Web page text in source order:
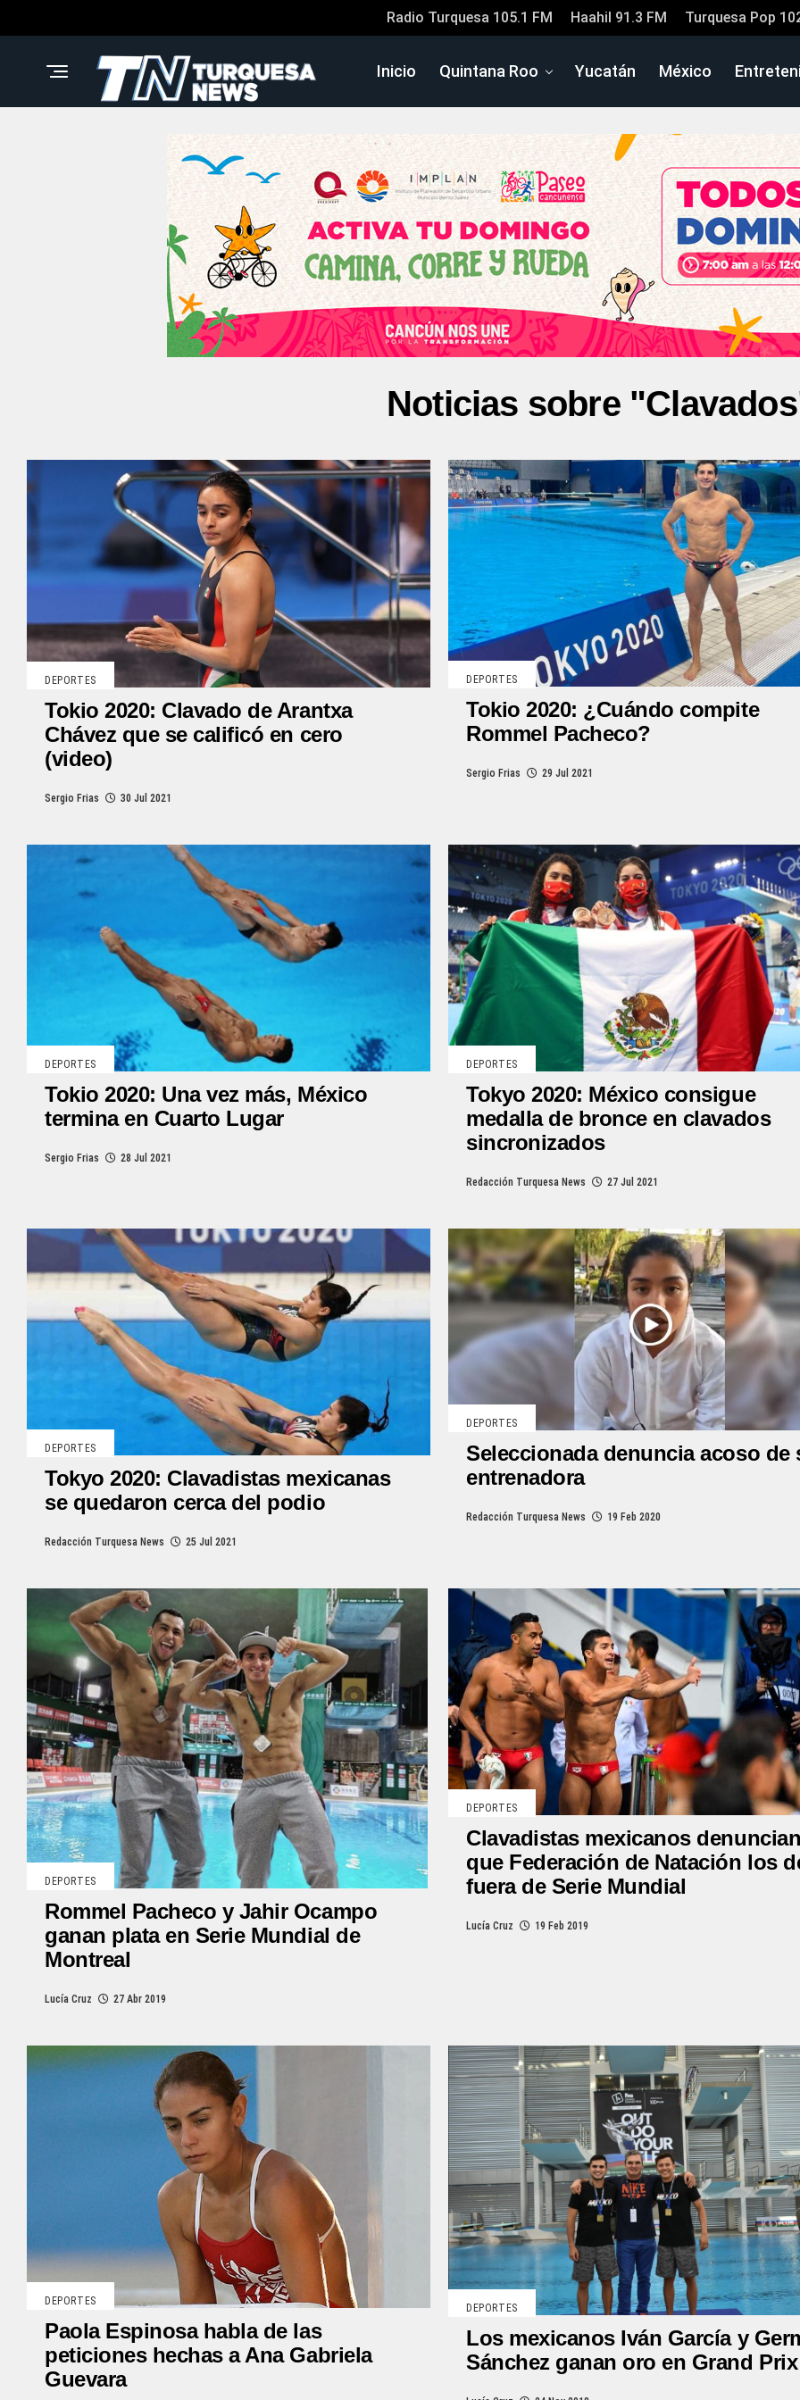
Radio Turquesa 105.1 FM Haahil 91.3 FM Turquesa Pop
Inicio Quintana Roo Yucatán México
Noticias sobre
DEPORTES
Tokio 2020: Clavado de Arantxa
Chávez que se calificó en cero
(video)
Sergio Frias 30 Jul 2021
DEPORTES
Tokio 2020: ¿Cuándo compite
Rommel Pacheco?
Sergio Frias 29 Jul 2021
DEPORTES
Tokio 2020: Una vez más, México
termina en Cuarto Lugar
Sergio Frias 28 Jul 2021
DEPORTES
Tokyo 2020: México consigue
medalla de bronce en clavados
sincronizados
Redacción Turquesa News 27 Jul 2021
DEPORTES
Tokyo 2020: Clavadistas mexicanas
se quedaron cerca del podio
Redacción Turquesa News 25 Jul 2021
DEPORTES
Seleccionada denuncia acoso de
entrenadora
Redacción Turquesa News 19 Feb 2020
DEPORTES
Rommel Pacheco y Jahir Ocampo
ganan plata en Serie Mundial de
Montreal
Lucía Cruz 27 Abr 2019
DEPORTES
Clavadistas mexicanos
que Federación de Natación los
fuera de Serie Mundial
Lucía Cruz 19 Feb 2019
DEPORTES
Paola Espinosa habla de las
peticiones hechas a Ana Gabriela
Guevara
DEPORTES
Los mexicanos Iván García y
Sánchez ganan oro en Grand Prix